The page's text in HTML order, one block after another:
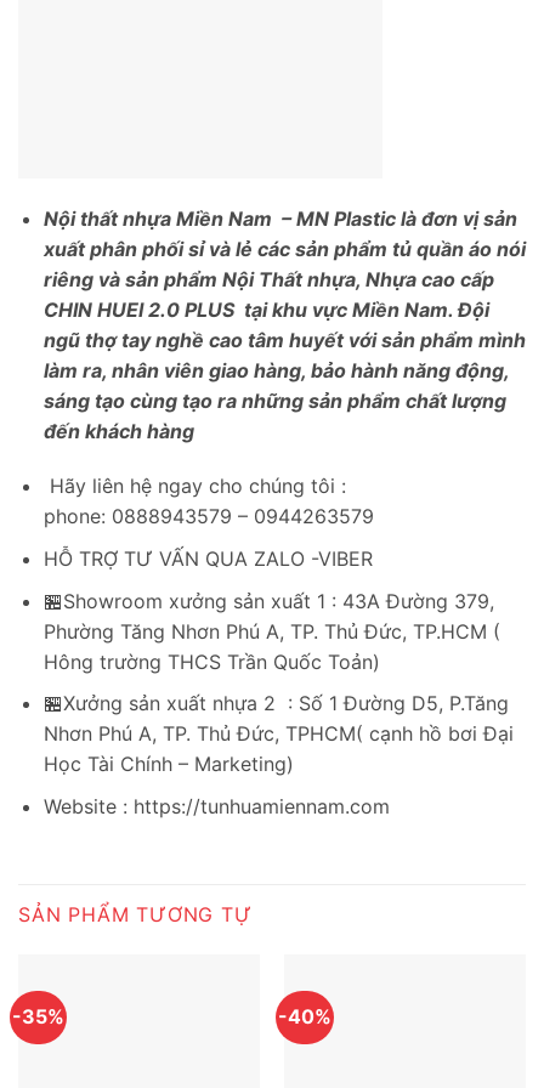
Nội thất nhựa Miền Nam – MN Plastic là đơn vị sản
xuất phân phối sỉ và lẻ các sản phẩm tủ quần áo nói
riêng và sản phẩm Nội Thất nhựa, Nhựa cao cấp
CHIN HUEI 2.0 PLUS tại khu vực Miền Nam. Đội
ngũ thợ tay nghề cao tâm huyết với sản phẩm mình
làm ra, nhân viên giao hàng, bảo hành năng động,
sáng tạo cùng tạo ra những sản phẩm chất lượng
đến khách hàng
Hãy liên hệ ngay cho chúng tôi :
phone: 0888943579 – 0944263579
HỖ TRỢ TƯ VẤN QUA ZALO -VIBER
🏪Showroom xưởng sản xuất 1 : 43A Đường 379,
Phường Tăng Nhơn Phú A, TP. Thủ Đức, TP.HCM (
Hông trường THCS Trần Quốc Toản)
🏪Xưởng sản xuất nhựa 2 : Số 1 Đường D5, P.Tăng
Nhơn Phú A, TP. Thủ Đức, TPHCM( cạnh hồ bơi Đại
Học Tài Chính – Marketing)
Website : https://tunhuamiennam.com
SẢN PHẨM TƯƠNG TỰ
-35% -40%